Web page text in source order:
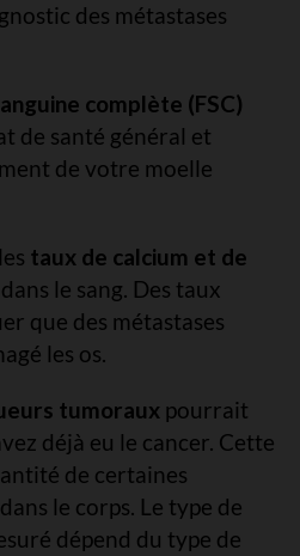
des métastases
complète (FSC)
de santé général et
de votre moelle
taux de calcium et de
dans le sang. Des taux
que des métastases
les os.
tumoraux pourrait
déjà eu le cancer. Cette
de certaines
le corps. Le type de
dépend du type de